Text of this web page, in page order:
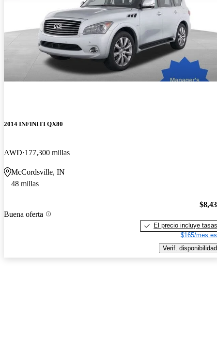
2014 INFINITI QX80
AWD 177,300 millas
McCordsville, IN
48 millas
Buena oferta
El precio incluye tasas
$165/mes
Verif. disponibilidad